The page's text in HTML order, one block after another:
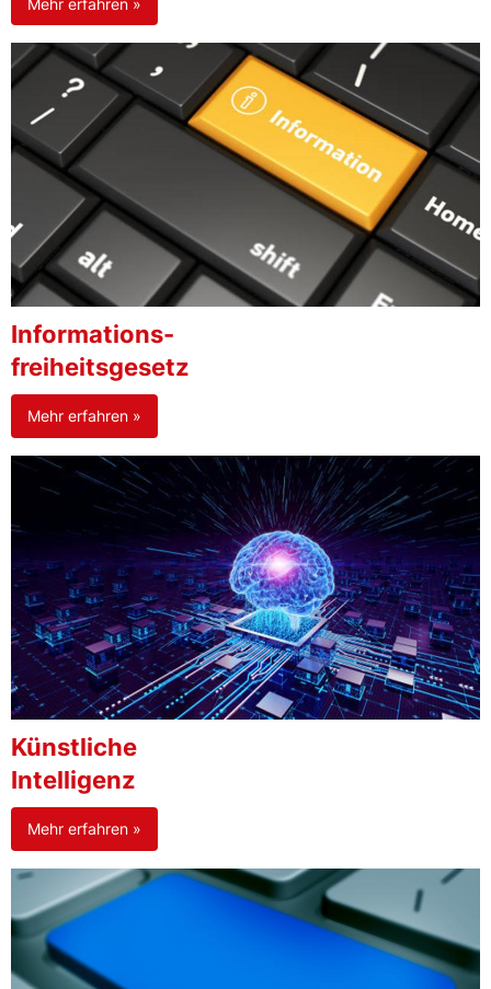
Informations-
freiheitsgesetz
Mehr erfahren »
Künstliche
Intelligenz
Mehr erfahren »